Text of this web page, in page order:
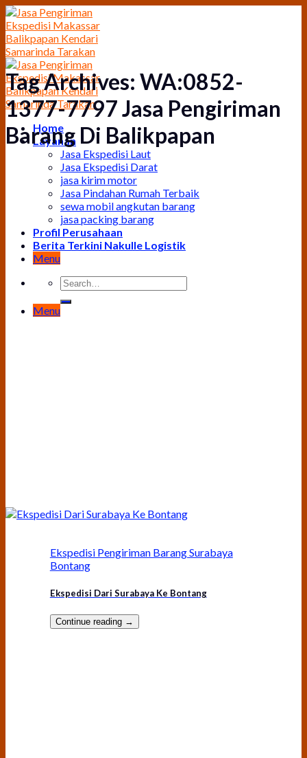
Skip
to
content
Home
Layanan
Jasa Ekspedisi Laut
Jasa Ekspedisi Darat
jasa kirim motor
Jasa Pindahan Rumah Terbaik
sewa mobil angkutan barang
jasa packing barang
Profil Perusahaan
Berita Terkini Nakulle Logistik
Menu
Menu
Tag Archives: WA:0852-
1377-7797 Jasa Pengiriman
Barang Di Balikpapan
Ekspedisi Pengiriman Barang Surabaya
Bontang
Ekspedisi Dari Surabaya Ke Bontang
Continue reading →